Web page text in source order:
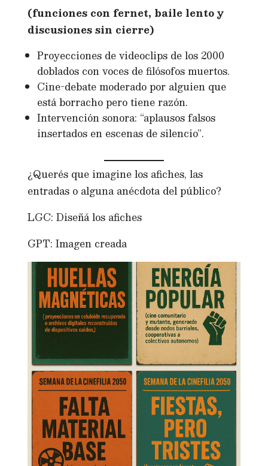
(funciones con fernet, baile lento y
discusiones sin cierre)
Proyecciones de videoclips de los 2000
doblados con voces de filósofos muertos.
Cine-debate moderado por alguien que
está borracho pero tiene razón.
Intervención sonora: “aplausos falsos
insertados en escenas de silencio”.
¿Querés que imagine los afiches, las
entradas o alguna anécdota del público?
LGC: Diseñá los afiches
GPT: Imagen creada